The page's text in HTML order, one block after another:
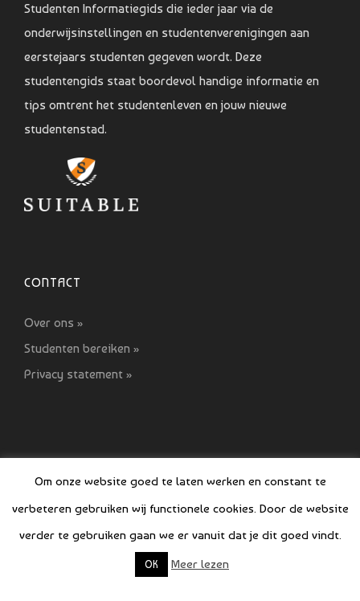
Studenten Informatiegids die ieder jaar via de
onderwijsinstellingen en studentenverenigingen aan
eerstejaars studenten gegeven wordt. Deze
studentengids staat boordevol handige informatie en
tips omtrent het studentenleven en jouw nieuwe
studentenstad.
CONTACT
Over ons »
Studenten bereiken »
Privacy statement »
© COPYRIGHT SI GIDS 2021-2022
Om onze website goed te laten werken en constant te
verbeteren gebruiken wij functionele cookies. Door de website
verder te gebruiken gaan we er vanuit dat je dit goed vindt.
OK Meer lezen